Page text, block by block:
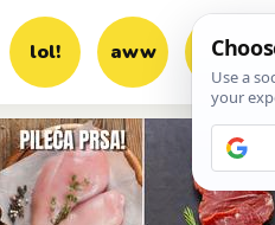
lol! aww vrh!